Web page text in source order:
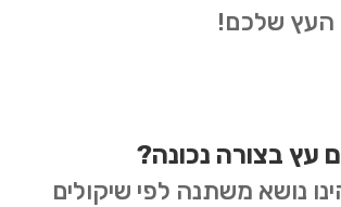
העץ שלכם!
עץ בצורה נכונה?
נושא משתנה לפי שיקולים